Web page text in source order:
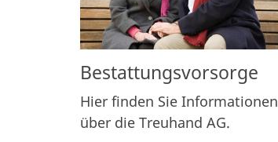
Bestattungsvorsorge
Hier finden Sie Informationen
über die Treuhand AG.